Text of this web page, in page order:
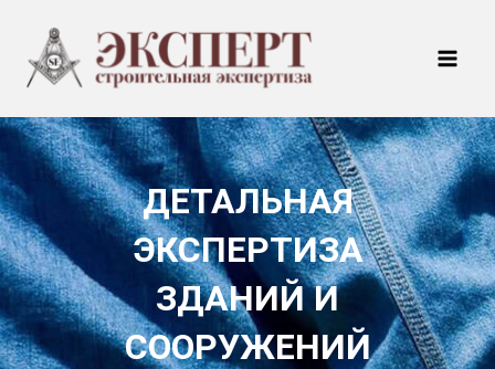
содержимому
ДЕТАЛЬНАЯ
ЭКСПЕРТИЗА
ЗДАНИЙ И
СООРУЖЕНИЙ